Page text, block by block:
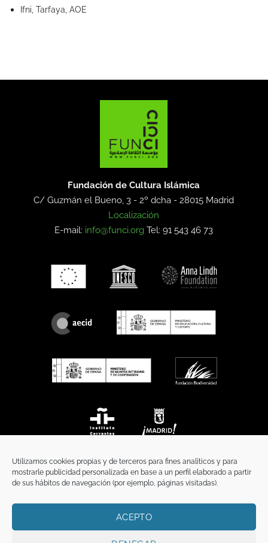
Utilizamos cookies propias y de terceros para fines analíticos y para
mostrarle publicidad personalizada en base a un perfil elaborado a partir
de sus hábitos de navegación (por ejemplo, páginas visitadas).
ACEPTO
Ifni, Tarfaya, AOE
Fundación de Cultura Islámica
C/ Guzmán el Bueno, 3 - 2º dcha -28015 Madrid
Localización
E-mail: info@funci.org Tel: 91 543 46 73